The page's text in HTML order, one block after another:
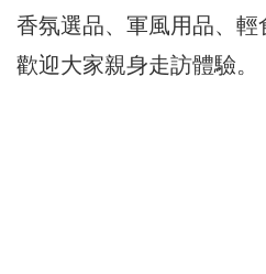
香氛選品、軍風用品、輕
歡迎大家親身走訪體驗。